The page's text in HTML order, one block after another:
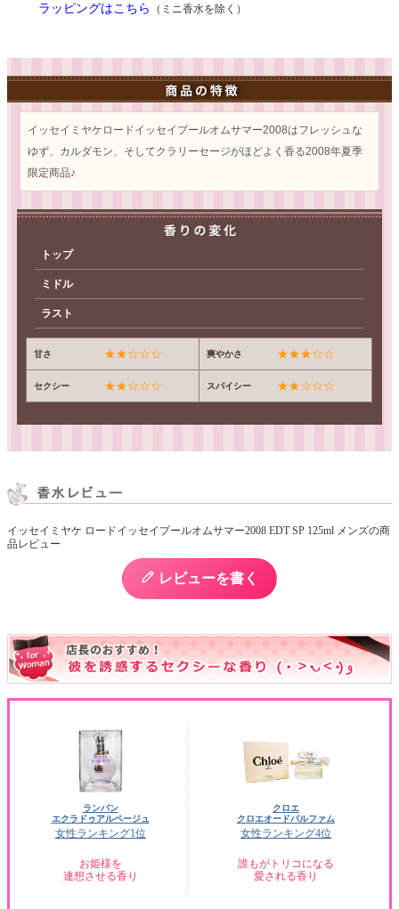
ラッピングはこちら （ミニ香水を除く）
イッセイミヤケロードイッセイプールオムサマー2008はフレッシュな
ゆず、カルダモン、そしてクラリーセージがほどよく香る2008年夏季
限定商品♪
トップ
ミドル
ラスト
甘さ ★★☆☆☆ 爽やかさ ★★★☆☆
セクシー ★★☆☆☆ スパイシー ★★☆☆☆
イッセイミヤケ ロードイッセイプールオムサマー2008 EDT SP 125ml メンズの商
品レビュー
レビューを書く
ランバン
エクラドゥアルページュ
女性ランキング1位
お姫様を
連想させる香り
クロエ
クロエオードパルファム
女性ランキング4位
誰もがトリコになる
愛される香り